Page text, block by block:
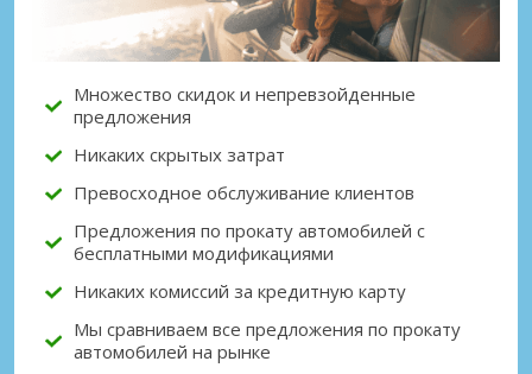
Множество скидок и непревзойденные
предложения
Никаких скрытых затрат
Превосходное обслуживание клиентов
Предложения по прокату автомобилей с
бесплатными модификациями
Никаких комиссий за кредитную карту
Мы сравниваем все предложения по прокату
автомобилей на рынке
предложениям партнёров
Войти с помощью eLink